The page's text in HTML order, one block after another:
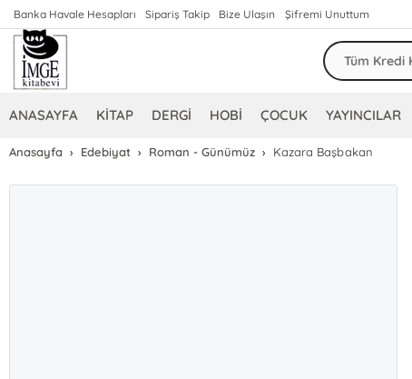
Banka Havale Hesapları Sipariş Takip Bize Ulaşın Şifremi Unuttum
ANASAYFA KİTAP DERGİ HOBİ ÇOCUK YAYINCILAR
Anasayfa Edebiyat Roman - Günümüz Kazara Başbakan